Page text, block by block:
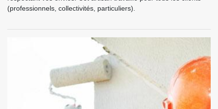
(professionnels, collectivités, particuliers).